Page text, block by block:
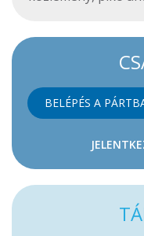
BELÉPÉS A